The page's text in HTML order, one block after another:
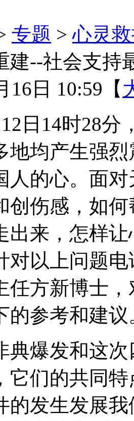
专题 >心灵
建--社会支持
16日 10:59 【
日14时28
地均产生强
人的心。面
创伤感，如
出来，怎样
对以上问题
任方新博士
的参考和建议
典爆发和这
它们的共同
的发生发展